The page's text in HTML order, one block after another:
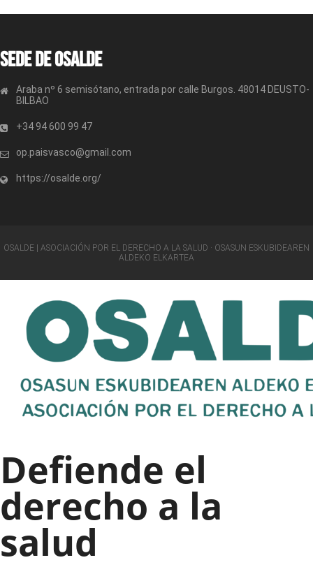
Sede de OSALDE
Araba nº 6 semisótano, entrada por calle Burgos. 48014 DEUSTO-
BILBAO
+34 94 600 99 47
op.paisvasco@gmail.com
https://osalde.org/
OSALDE | ASOCIACIÓN POR EL DERECHO A LA SALUD · OSASUN ESKUBIDEAREN
ALDEKO ELKARTEA
Defiende el
derecho a la
salud